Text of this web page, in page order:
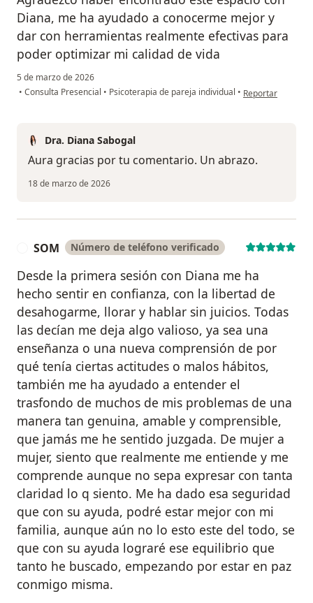
Diana, me ha ayudado a conocerme mejor y
dar con herramientas realmente efectivas para
poder optimizar mi calidad de vida
5 de marzo de 2026
• Consulta Presencial • Psicoterapia de pareja individual • en opinión del
Reportar
Dra. Diana Sabogal
Aura gracias por tu comentario. Un abrazo.
18 de marzo de 2026
SOM Número de teléfono verificado
Desde la primera sesión con Diana me ha
hecho sentir en confianza, con la libertad de
desahogarme, llorar y hablar sin juicios. Todas
las decían me deja algo valioso, ya sea una
enseñanza o una nueva comprensión de por
qué tenía ciertas actitudes o malos hábitos,
también me ha ayudado a entender el
trasfondo de muchos de mis problemas de una
manera tan genuina, amable y comprensible,
que jamás me he sentido juzgada. De mujer a
mujer, siento que realmente me entiende y me
comprende aunque no sepa expresar con tanta
claridad lo q siento. Me ha dado esa seguridad
que con su ayuda, podré estar mejor con mi
familia, aunque aún no lo esto este del todo, se
que con su ayuda lograré ese equilibrio que
tanto he buscado, empezando por estar en paz
conmigo misma.